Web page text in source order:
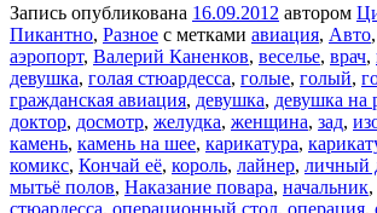
Запись опубликована 16.09.2012 автором
Пикантно, Разное с метками авиация, Авто,
аэропорт, Валерий Каненков, веселье, врач,
девушка, голая стюардесса, голые, голый,
гражданская авиация, девушка, девушка на
доктор, досмотр, желудка, женщина, зад,
камень, камень на шее, карикатура,
комикс, Кончай её, король, лайнер, личный
мытьё полов, Наказание повара, начальник,
стюардесса, операционный стол, операция,